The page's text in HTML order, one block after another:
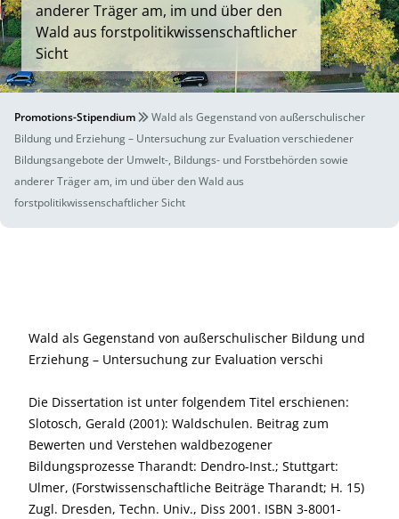
anderer Träger am, im und über den
Wald aus forstpolitikwissenschaftlicher
Sicht
Promotions-Stipendium
Wald als Gegenstand von außerschulischer
Bildung und Erziehung – Untersuchung zur Evaluation verschiedener
Bildungsangebote der Umwelt-, Bildungs- und Forstbehörden sowie
anderer Träger am, im und über den Wald aus
forstpolitikwissenschaftlicher Sicht
Wald als Gegenstand von außerschulischer Bildung und
Erziehung – Untersuchung zur Evaluation verschi
Die Dissertation ist unter folgendem Titel erschienen:
Slotosch, Gerald (2001): Waldschulen. Beitrag zum
Bewerten und Verstehen waldbezogener
Bildungsprozesse Tharandt: Dendro-Inst.; Stuttgart:
Ulmer, (Forstwissenschaftliche Beiträge Tharandt; H. 15)
Zugl. Dresden, Techn. Univ., Diss 2001. ISBN 3-8001-